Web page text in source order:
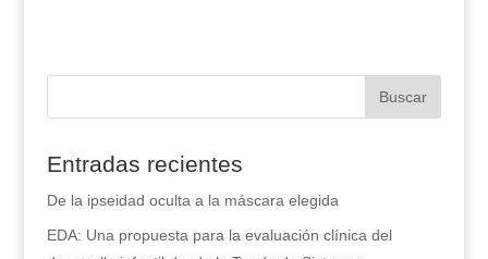
Entradas recientes
De la ipseidad oculta a la máscara elegida
EDA: Una propuesta para la evaluación clínica del